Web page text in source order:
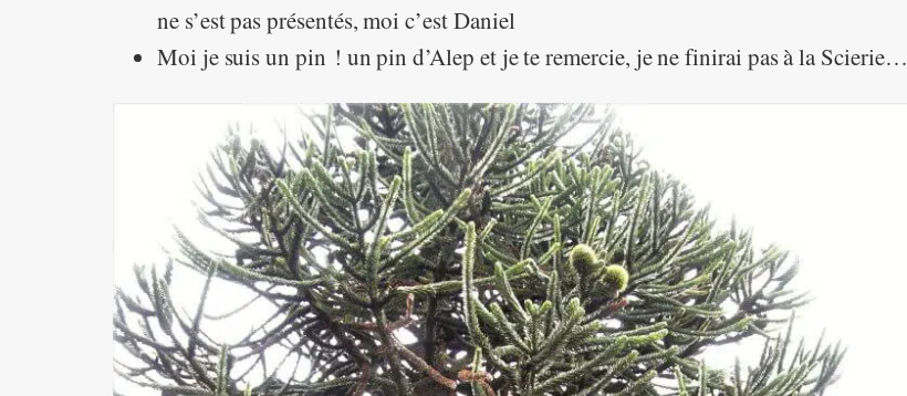
ne s’est pas présentés, moi c’est Daniel
Moi je suis un pin ! un pin d’Alep et je te remercie, je ne finirai pas à la Scierie…